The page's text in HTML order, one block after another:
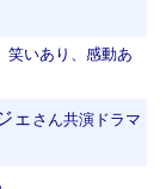
笑いあり、感動あ
ェ さん共演ドラマ